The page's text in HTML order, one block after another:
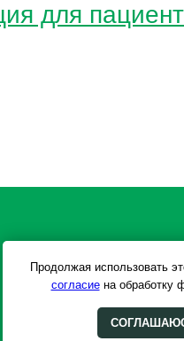
для
Продолжая использовать
согласиена обработку